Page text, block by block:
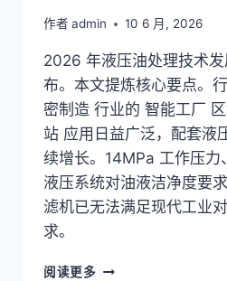
作者 admin 10 6 月, 2026
2026 年液压油处理技术
布。本文提炼核心要点。
密制造 行业的 智能工厂
站 应用日益广泛，配套液
续增长。14MPa 工作压
液压系统对油液洁净度要
滤机已无法满足现代工业
求。
阅读更多 液